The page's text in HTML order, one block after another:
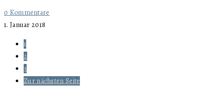
0 Kommentare
1. Januar 2018
1
2
3
Zur nächsten Seite